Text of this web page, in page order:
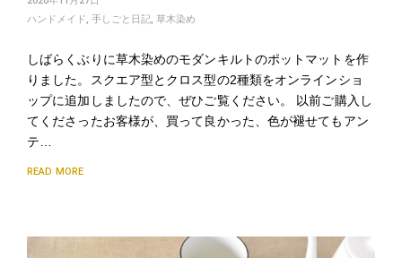
ハンドメイド 手しごと日記 草木染め
しばらくぶりに草木染めのモダンキルトのポットマットを作
りました。スクエア型とクロス型の2種類をオンラインショ
ップに追加しましたので、ぜひご覧ください。 以前ご購入し
てくださったお客様が、買って良かった、色が褪せてもアン
テ…
READ MORE